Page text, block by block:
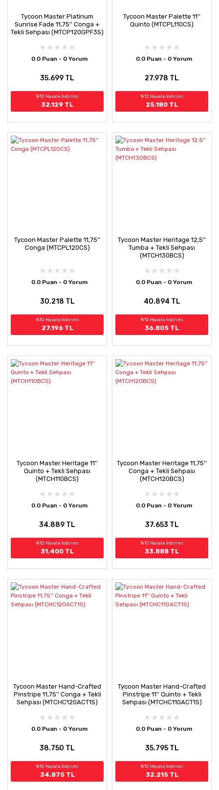
Tycoon Master Platinum
Sunrise Fade 11,75'' Conga +
Tekli Sehpası (MTCP120GPF3S)
0.0 Puan - 0 Yorum
35.699 TL
%10 Havale İndirimi
32.129 TL
Tycoon Master Palette 11''
Quinto (MTCPL110CS)
0.0 Puan - 0 Yorum
27.978 TL
%10 Havale İndirimi
25.180 TL
Tycoon Master Palette 11,75''
Conga (MTCPL120CS)
0.0 Puan - 0 Yorum
30.218 TL
%10 Havale İndirimi
27.196 TL
Tycoon Master Heritage 12,5''
Tumba + Tekli Sehpası
(MTCH130BCS)
0.0 Puan - 0 Yorum
40.894 TL
%10 Havale İndirimi
36.805 TL
Tycoon Master Heritage 11''
Quinto + Tekli Sehpası
(MTCH110BCS)
0.0 Puan - 0 Yorum
34.889 TL
%10 Havale İndirimi
31.400 TL
Tycoon Master Heritage 11,75''
Conga + Tekli Sehpası
(MTCH120BCS)
0.0 Puan - 0 Yorum
37.653 TL
%10 Havale İndirimi
33.888 TL
Tycoon Master Hand-Crafted
Pinstripe 11,75'' Conga + Tekli
Sehpası (MTCHC120ACT1S)
0.0 Puan - 0 Yorum
38.750 TL
%10 Havale İndirimi
34.875 TL
Tycoon Master Hand-Crafted
Pinstripe 11'' Quinto + Tekli
Sehpası (MTCHC110ACT1S)
0.0 Puan - 0 Yorum
35.795 TL
%10 Havale İndirimi
32.215 TL